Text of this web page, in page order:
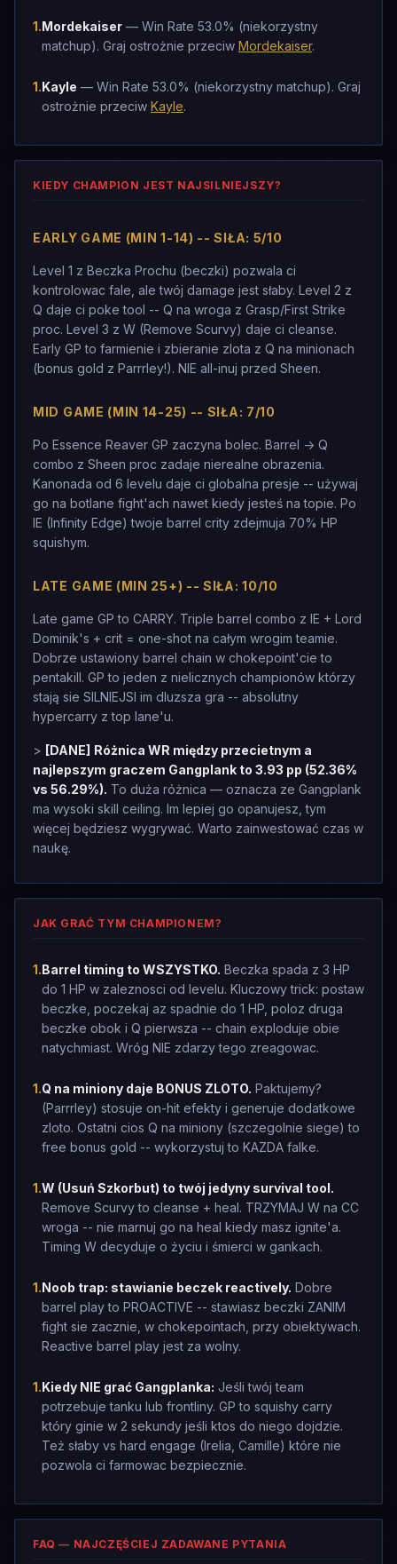
1.Mordekaiser — Win Rate 53.0% (niekorzystny
matchup). Graj ostrożnie przeciw Mordekaiser.
1.Kayle — Win Rate 53.0% (niekorzystny matchup). Graj
ostrożnie przeciw Kayle.
KIEDY CHAMPION JEST NAJSILNIEJSZY?
EARLY GAME (MIN 1-14) -- SIŁA: 5/10
Level 1 z Beczka Prochu (beczki) pozwala ci
kontrolowac fale, ale twój damage jest słaby. Level 2 z
Q daje ci poke tool -- Q na wroga z Grasp/First Strike
proc. Level 3 z W (Remove Scurvy) daje ci cleanse.
Early GP to farmienie i zbieranie zlota z Q na minionach
(bonus gold z Parrrley!). NIE all-inuj przed Sheen.
MID GAME (MIN 14-25) -- SIŁA: 7/10
Po Essence Reaver GP zaczyna bolec. Barrel -> Q
combo z Sheen proc zadaje nierealne obrazenia.
Kanonada od 6 levelu daje ci globalna presje -- używaj
go na botlane fight'ach nawet kiedy jesteś na topie. Po
IE (Infinity Edge) twoje barrel crity zdejmuja 70% HP
squishym.
LATE GAME (MIN 25+) -- SIŁA: 10/10
Late game GP to CARRY. Triple barrel combo z IE + Lord
Dominik's + crit = one-shot na całym wrogim teamie.
Dobrze ustawiony barrel chain w chokepoint'cie to
pentakill. GP to jeden z nielicznych championów którzy
stają sie SILNIEJSI im dluzsza gra -- absolutny
hypercarry z top lane'u.
> [DANE] Różnica WR między przecietnym a
najlepszym graczem Gangplank to 3.93 pp (52.36%
vs 56.29%). To duża różnica — oznacza ze Gangplank
ma wysoki skill ceiling. Im lepiej go opanujesz, tym
więcej będziesz wygrywać. Warto zainwestować czas w
naukę.
JAK GRAĆ TYM CHAMPIONEM?
1.Barrel timing to WSZYSTKO. Beczka spada z 3 HP
do 1 HP w zaleznosci od levelu. Kluczowy trick: postaw
beczke, poczekaj az spadnie do 1 HP, poloz druga
beczke obok i Q pierwsza -- chain exploduje obie
natychmiast. Wróg NIE zdarzy tego zreagowac.
1.Q na miniony daje BONUS ZLOTO. Paktujemy?
(Parrrley) stosuje on-hit efekty i generuje dodatkowe
zloto. Ostatni cios Q na miniony (szczegolnie siege) to
free bonus gold -- wykorzystuj to KAZDA falke.
1.W (Usuń Szkorbut) to twój jedyny survival tool.
Remove Scurvy to cleanse + heal. TRZYMAJ W na CC
wroga -- nie marnuj go na heal kiedy masz ignite'a.
Timing W decyduje o życiu i śmierci w gankach.
1.Noob trap: stawianie beczek reactively. Dobre
barrel play to PROACTIVE -- stawiasz beczki ZANIM
fight sie zacznie, w chokepointach, przy obiektywach.
Reactive barrel play jest za wolny.
1.Kiedy NIE grać Gangplanka: Jeśli twój team
potrzebuje tanku lub frontliny. GP to squishy carry
który ginie w 2 sekundy jeśli ktos do niego dojdzie.
Też słaby vs hard engage (Irelia, Camille) które nie
pozwola ci farmowac bezpiecznie.
FAQ — NAJCZĘŚCIEJ ZADAWANE PYTANIA